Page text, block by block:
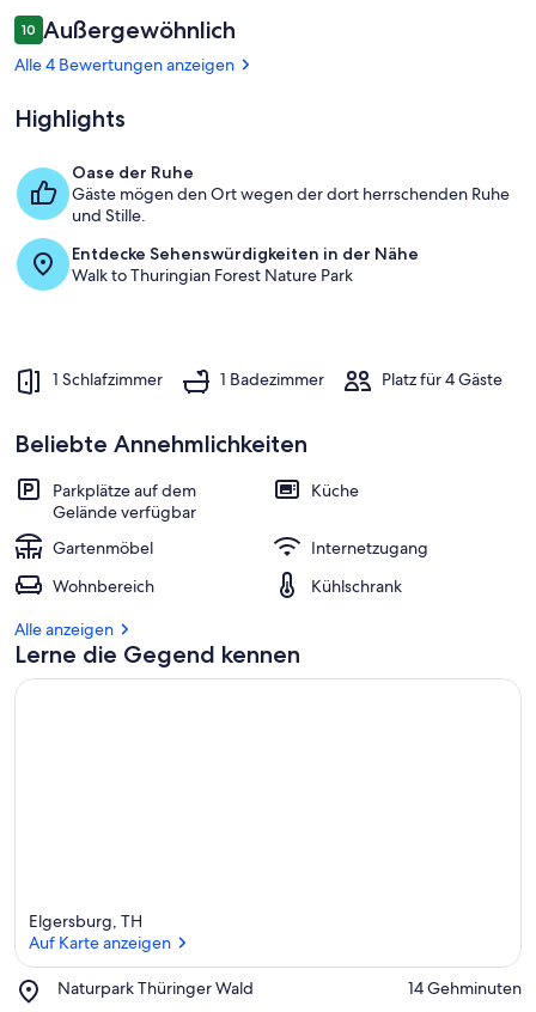
der
Natur
Außenbereich
Bewertungen
1010 von 10.
Außergewöhnlich
Alle 4 Bewertungen anzeigen
Highlights
Oase der Ruhe
Gäste mögen den Ort wegen der dort herrschenden Ruhe
und Stille.
Entdecke Sehenswürdigkeiten in der Nähe
Walk to Thuringian Forest Nature Park
1 Schlafzimmer 1 Badezimmer Platz für 4 Gäste
Beliebte Annehmlichkeiten
Parkplätze auf dem
Gelände verfügbar
Küche
Gartenmöbel
Internetzugang
Wohnbereich
Kühlschrank
Alle anzeigen
Lerne die Gegend kennen
Elgersburg, TH
Auf Karte anzeigen
Naturpark Thüringer Wald
Place,
‪14 Gehminuten‬